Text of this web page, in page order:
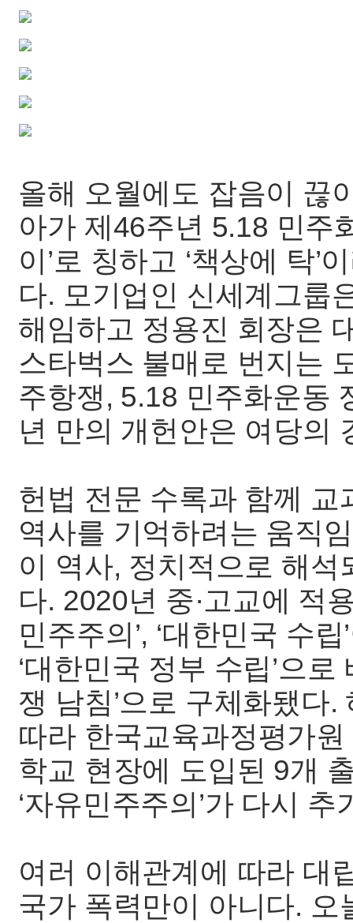
올해 오월에도 잡음이 끊
아가 제46주년 5.18 민주
이’로 칭하고 ‘책상에 탁’
다. 모기업인 신세계그룹
해임하고 정용진 회장은
스타벅스 불매로 번지는
주항쟁, 5.18 민주화운동
년 만의 개헌안은 여당의
헌법 전문 수록과 함께
역사를 기억하려는 움직
이 역사, 정치적으로 해
다. 2020년 중·고교에 적
민주주의’, ‘대한민국 수
‘대한민국 정부 수립’으로
쟁 남침’으로 구체화됐다.
따라 한국교육과정평가
학교 현장에 도입된 9개
‘자유민주주의’가 다시 추
여러 이해관계에 따라 대
국가 폭력만이 아니다.